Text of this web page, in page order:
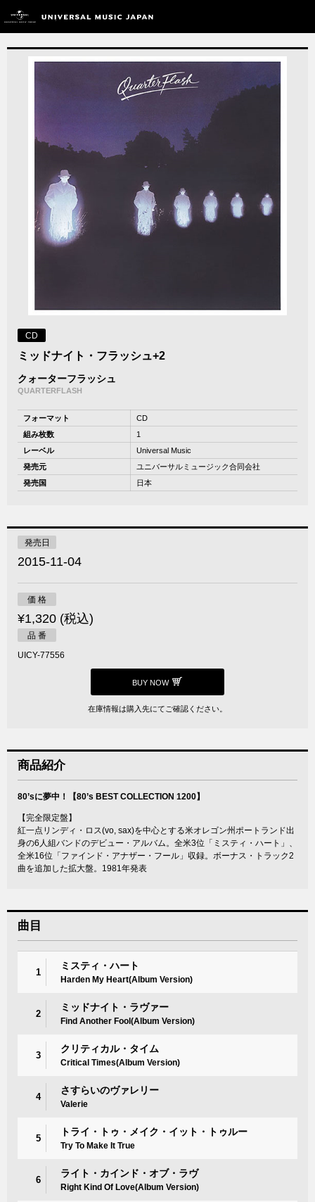
CD
ミッドナイト・フラッシュ+2
クォーターフラッシュ
QUARTERFLASH
フォーマット
CD
組み枚数
1
レーベル
Universal Music
発売元
ユニバーサルミュージック合同会社
発売国
日本
発売日
2015-11-04
価 格
¥1,320 (税込)
品 番
UICY-77556
BUY NOW
在庫情報は購入先にてご確認ください。
商品紹介
80’sに夢中！【80’s BEST COLLECTION 1200】
【完全限定盤】
紅一点リンディ・ロス(vo, sax)を中心とする米オレゴン州ポートランド出
身の6人組バンドのデビュー・アルバム。全米3位「ミスティ・ハート」、
全米16位「ファインド・アナザー・フール」収録。ボーナス・トラック2
曲を追加した拡大盤。1981年発表
曲目
1
ミスティ・ハート
Harden My Heart(Album Version)
2
ミッドナイト・ラヴァー
Find Another Fool(Album Version)
3
クリティカル・タイム
Critical Times(Album Version)
4
さすらいのヴァレリー
Valerie
5
トライ・トゥ・メイク・イット・トゥルー
Try To Make It True
6
ライト・カインド・オブ・ラヴ
Right Kind Of Love(Album Version)